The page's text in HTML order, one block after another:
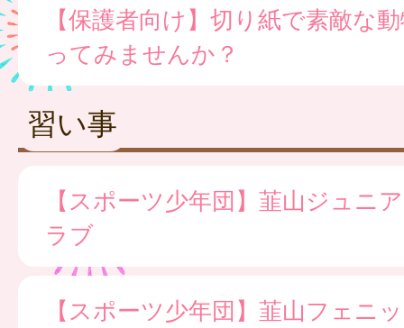
【保護者向け】切り紙で素敵な
ってみませんか？
習い事
【スポーツ少年団】韮山ジュニ
ラブ
【スポーツ少年団】韮山フェニ